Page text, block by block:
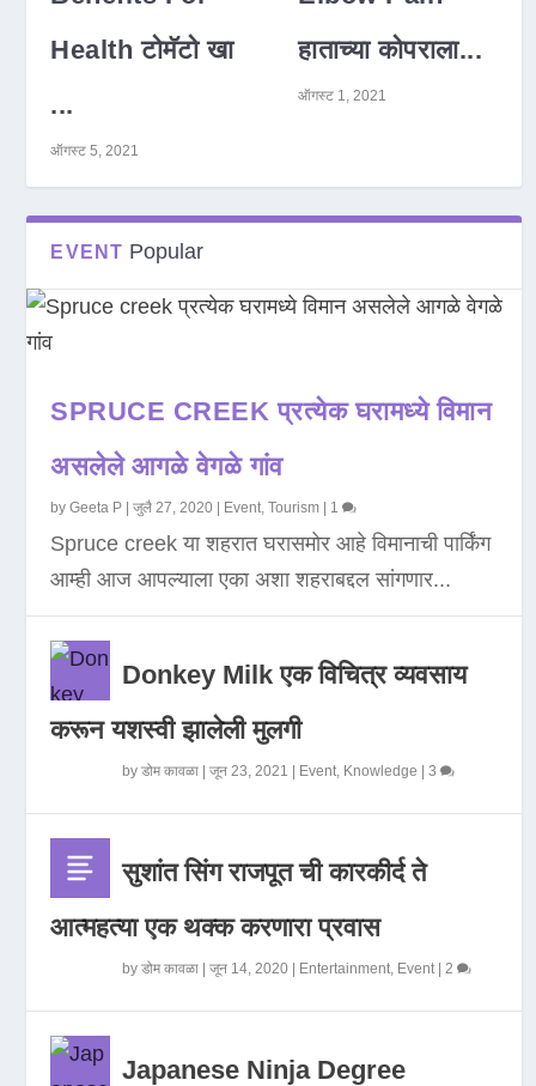
Health टोमॅटो खा
...
ऑगस्ट 5, 2021
हाताच्या कोपराला...
ऑगस्ट 1, 2021
EVENT Popular
SPRUCE CREEK प्रत्येक घरामध्ये विमान
असलेले आगळे वेगळे गांव
byGeeta P |जुलै 27, 2020 Event,Tourism 1
Spruce creek या शहरात घरासमोर आहे विमानाची पार्किंग
आम्ही आज आपल्याला एका अशा शहराबद्दल सांगणार...
Donkey Milk एक विचित्र व्यवसाय
करून यशस्वी झालेली मुलगी
byडोम कावळा |जून 23, 2021 Event, Knowledge |3
सुशांत सिंग राजपूत ची कारकीर्द ते
आत्महत्या एक थक्क करणारा प्रवास
byडोम कावळा |जून 14, 2020 Entertainment, Event|2
Japanese Ninja Degree